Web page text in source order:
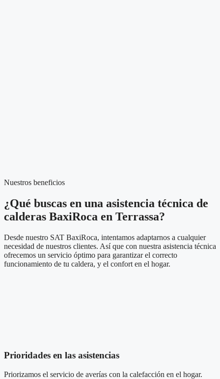
Nuestros beneficios
¿Qué buscas en una asistencia técnica de
calderas BaxiRoca en Terrassa?
Desde nuestro SAT BaxiRoca, intentamos adaptarnos a cualquier
necesidad de nuestros clientes. Así que con nuestra asistencia técnica
ofrecemos un servicio óptimo para garantizar el correcto
funcionamiento de tu caldera, y el confort en el hogar.
Prioridades en las asistencias
Priorizamos el servicio de averías con la calefacción en el hogar.